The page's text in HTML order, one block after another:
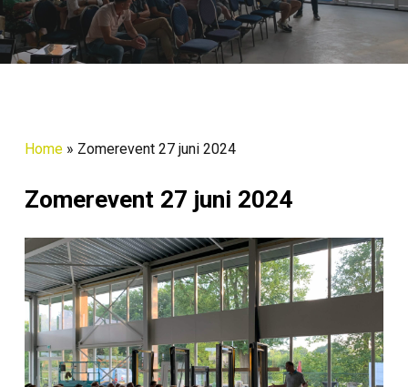
Home» Zomerevent 27 juni 2024
Zomerevent 27 juni 2024